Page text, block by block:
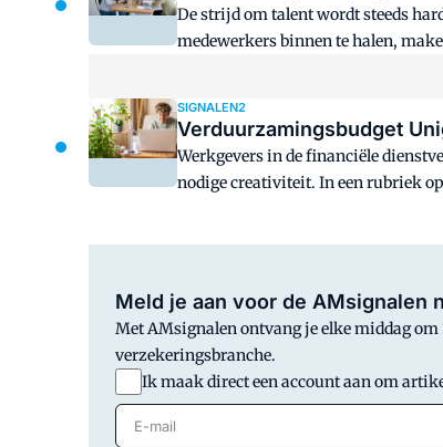
De strijd om talent wordt steeds
medewerkers binnen te halen,
waarom mensen voor een
SIGNALEN2
Verduurzamingsbudget
Werkgevers in de financiële
nodige creativiteit. In een rubriek
Meld je aan voor de AMsignalen
Met AMsignalen ontvang je elke middag om
verzekeringsbranche.
Ik maak direct een account aan om
E-mail